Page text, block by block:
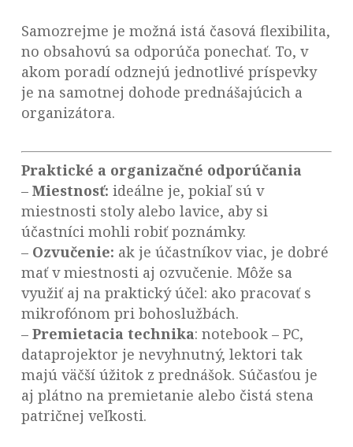
Samozrejme je možná istá časová flexibilita,
no obsahovú sa odporúča ponechať. To, v
akom poradí odznejú jednotlivé príspevky
je na samotnej dohode prednášajúcich a
organizátora.
Praktické a organizačné odporúčania
– Miestnosť: ideálne je, pokiaľ sú v
miestnosti stoly alebo lavice, aby si
účastníci mohli robiť poznámky.
– Ozvučenie: ak je účastníkov viac, je dobré
mať v miestnosti aj ozvučenie. Môže sa
využiť aj na praktický účel: ako pracovať s
mikrofónom pri bohoslužbách.
– Premietacia technika: notebook – PC,
dataprojektor je nevyhnutný, lektori tak
majú väčší úžitok z prednášok. Súčasťou je
aj plátno na premietanie alebo čistá stena
patričnej veľkosti.